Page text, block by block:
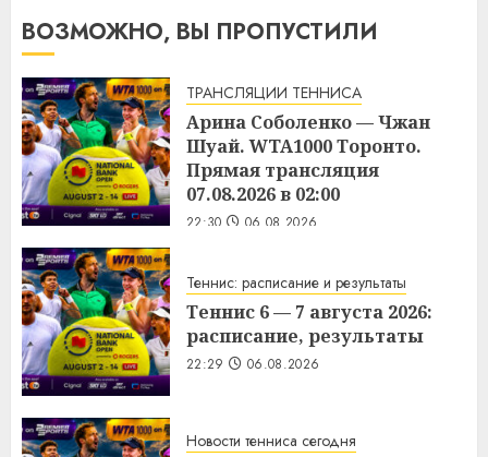
ВОЗМОЖНО, ВЫ ПРОПУСТИЛИ
ТРАНСЛЯЦИИ ТЕННИСА
Арина Соболенко — Чжан
Шуай. WTA1000 Торонто.
Прямая трансляция
07.08.2026 в 02:00
22:30 06.08.2026
Теннис: расписание и результаты
Теннис 6 — 7 августа 2026:
расписание, результаты
22:29 06.08.2026
Новости тенниса сегодня